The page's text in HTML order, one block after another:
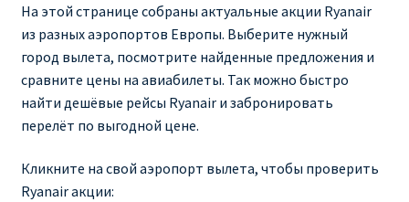
Аликанте
Барселона
БИЛЕТЫ RYANAIR | ПОИСК ЛУЧШЕЙ ЦЕНЫ |
БРОНИРОВАНИЕ
БИЛЕТЫ RYANAIR НА ЗАВТРА КУПИТЬ ОНЛАЙН
На этой странице собраны актуальные акции Ryanair
из разных аэропортов Европы. Выберите нужный
город вылета, посмотрите найденные предложения и
сравните цены на авиабилеты. Так можно быстро
найти дешёвые рейсы Ryanair и забронировать
перелёт по выгодной цене.
Кликните на свой аэропорт вылета, чтобы проверить
Ryanair акции: